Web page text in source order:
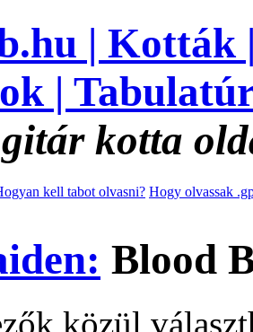
kotta
kell tabot olvasni? Hogy olvassak
Blood
közül